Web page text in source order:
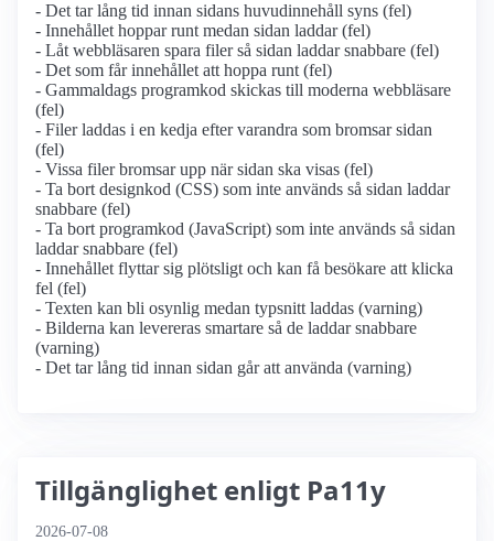
- Det tar lång tid innan sidans huvudinnehåll syns (fel)
- Innehållet hoppar runt medan sidan laddar (fel)
- Låt webbläsaren spara filer så sidan laddar snabbare (fel)
- Det som får innehållet att hoppa runt (fel)
- Gammaldags programkod skickas till moderna webbläsare
(fel)
- Filer laddas i en kedja efter varandra som bromsar sidan
(fel)
- Vissa filer bromsar upp när sidan ska visas (fel)
- Ta bort designkod (CSS) som inte används så sidan laddar
snabbare (fel)
- Ta bort programkod (JavaScript) som inte används så sidan
laddar snabbare (fel)
- Innehållet flyttar sig plötsligt och kan få besökare att klicka
fel (fel)
- Texten kan bli osynlig medan typsnitt laddas (varning)
- Bilderna kan levereras smartare så de laddar snabbare
(varning)
- Det tar lång tid innan sidan går att använda (varning)
Tillgänglighet enligt Pa11y
2026-07-08